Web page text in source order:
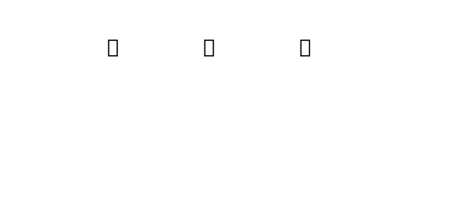
BIKESPORT EVENTY BIKESPORTUL VÝHODY
Hledat PřihlášeníNákupní